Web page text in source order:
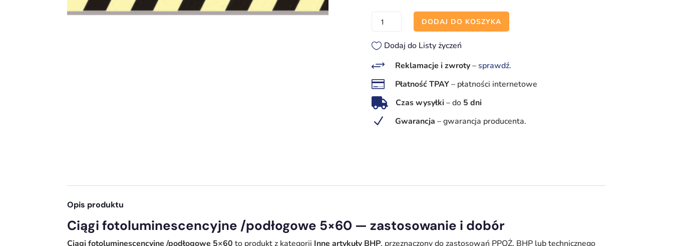
ilość
fotoluminescencyjne
5x60
DODAJ DO KOSZYKA
Dodaj do Listy życzeń
+ Reklamacje i zwroty–sprawdź.
 Płatność TPAY– płatności internetowe
 Czas wysyłki–do 5 dni
N Gwarancja–gwarancja producenta.
Opis produktu
Ciągi fotoluminescencyjne /podłogowe 5×60 — zastosowanie i dobór
Ciągi fotoluminescencyjne /podłogowe 5×60 to produkt z kategorii Inne artykuły BHP, przeznaczony do zastosowań PPOŻ, BHP lub technicznego